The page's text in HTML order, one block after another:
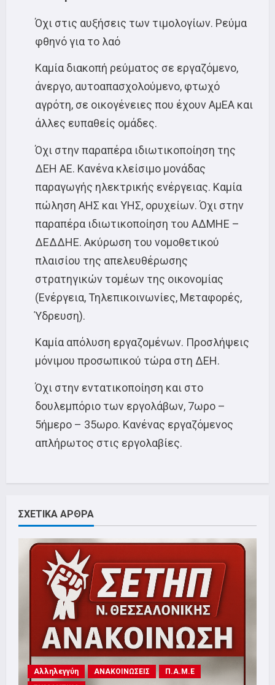
Όχι στις αυξήσεις των τιμολογίων. Ρεύμα
φθηνό για το λαό
Καμία διακοπή ρεύματος σε εργαζόμενο,
άνεργο, αυτοαπασχολούμενο, φτωχό
αγρότη, σε οικογένειες που έχουν ΑμΕΑ και
άλλες ευπαθείς ομάδες.
Όχι στην παραπέρα ιδιωτικοποίηση της
ΔΕΗ ΑΕ. Κανένα κλείσιμο μονάδας
παραγωγής ηλεκτρικής ενέργειας. Καμία
πώληση ΑΗΣ και ΥΗΣ, ορυχείων. Όχι στην
παραπέρα ιδιωτικοποίηση του ΑΔΜΗΕ –
ΔΕΔΔΗΕ. Ακύρωση του νομοθετικού
πλαισίου της απελευθέρωσης
στρατηγικών τομέων της οικονομίας
(Ενέργεια, Τηλεπικοινωνίες, Μεταφορές,
Ύδρευση).
Καμία απόλυση εργαζομένων. Προσλήψεις
μόνιμου προσωπικού τώρα στη ΔΕΗ.
Όχι στην εντατικοποίηση και στο
δουλεμπόριο των εργολάβων, 7ωρο –
5ήμερο – 35ωρο. Κανένας εργαζόμενος
απλήρωτος στις εργολαβίες.
ΣΧΕΤΙΚΑ ΑΡΘΡΑ
Αλληλεγγύη ΑΝΑΚΟΙΝΩΣΕΙΣ
Π.Α.Μ.Ε